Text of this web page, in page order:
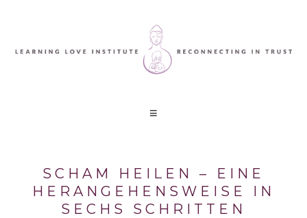
SCHAM HEILEN – EINE
HERANGEHENSWEISE IN
SECHS SCHRITTEN